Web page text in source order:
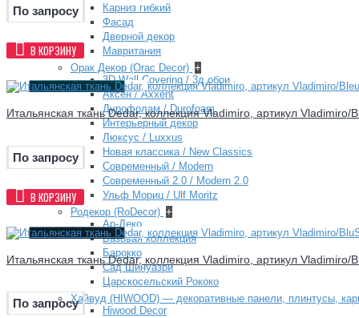
Карниз гибкий
Фасад
Дверной декор
Мавритания
Орак Декор (Orac Decor) +
3D Wall Covering / 3д обои
Аксен / Axxent
Дурофолам / Durofoam
Интерьерный декор
Люксус / Luxxus
Новая классика / New Classics
Современный / Modern
Современный 2.0 / Modern 2.0
Ульф Мориц / Ulf Moritz
Родекор (RoDecor) +
Ар-Деко
Базовая коллекция
Барокко
Сад Шинуазри
Царскосельский Рококо
Хайвуд (HIWOOD) — декоративные панели, плинтусы,
Hiwood Decor
По запросу
В КОРЗИНУ
Итальянская ткань Dedar, коллекция Vladimiro, артикул Vladimiro/
По запросу
В КОРЗИНУ
Итальянская ткань Dedar, коллекция Vladimiro, артикул Vladimiro/
По запросу